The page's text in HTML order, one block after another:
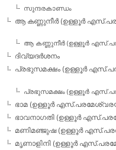
സുന്ദരകാണ്ഡം
ആ കണ്ണുനീര്‍ (ഉള്ളൂര്‍
ആ കണ്ണുനീര്‍ (ഉള്ളൂര്‍
ദിവ്യദര്‍ശനം
പ്രഭുസമക്ഷം (ഉള്ളൂര്‍
പ്രഭുസമക്ഷം (ഉള്ളൂര്‍
ഭാമ (ഉള്ളൂര്‍
ഭാവനാഗതി (ഉള്ളൂര്‍
മണിമഞ്ജുഷ (ഉള്ളൂര്‍
മൃണാളിനി (ഉള്ളൂര്‍